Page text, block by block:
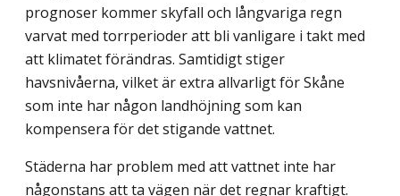
prognoser kommer skyfall och långvariga regn
varvat med torrperioder att bli vanligare i takt med
att klimatet förändras. Samtidigt stiger
havsnivåerna, vilket är extra allvarligt för Skåne
som inte har någon landhöjning som kan
kompensera för det stigande vattnet.
Städerna har problem med att vattnet inte har
någonstans att ta vägen när det regnar kraftigt.